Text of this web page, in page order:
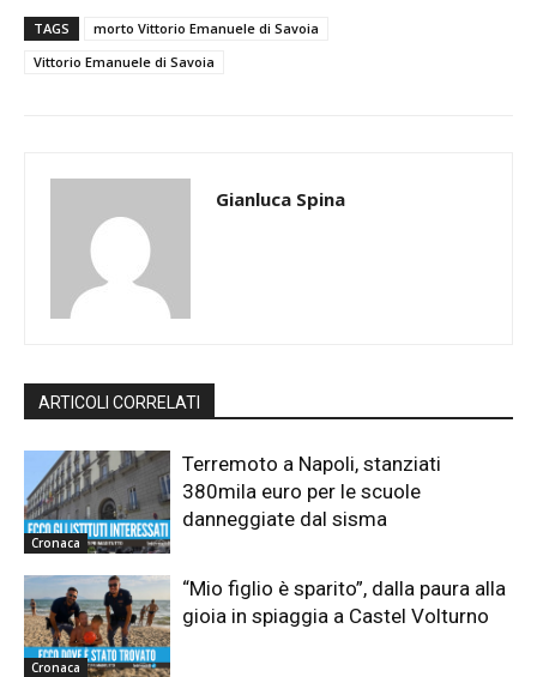
TAGS
morto Vittorio Emanuele di Savoia
Vittorio Emanuele di Savoia
Gianluca Spina
ARTICOLI CORRELATI
Cronaca
Terremoto a Napoli, stanziati
380mila euro per le scuole
danneggiate dal sisma
Cronaca
“Mio figlio è sparito”, dalla paura alla
gioia in spiaggia a Castel Volturno